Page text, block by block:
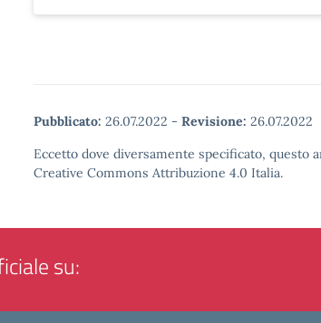
Pubblicato: 26.07.2022 - Revisione: 26.07.2022
Eccetto dove diversamente specificato, questo
Creative Commons Attribuzione 4.0 Italia.
su: